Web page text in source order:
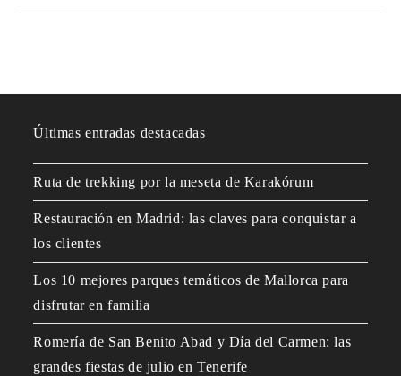
Últimas entradas destacadas
Ruta de trekking por la meseta de Karakórum
Restauración en Madrid: las claves para conquistar a
los clientes
Los 10 mejores parques temáticos de Mallorca para
disfrutar en familia
Romería de San Benito Abad y Día del Carmen: las
grandes fiestas de julio en Tenerife